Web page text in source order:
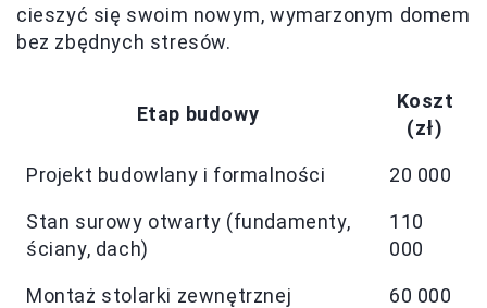
cieszyć się swoim nowym, wymarzonym domem
bez zbędnych stresów.
Etap budowy
Koszt
(zł)
Projekt budowlany i formalności 20 000
Stan surowy otwarty (fundamenty,
ściany, dach)
110
000
Montaż stolarki zewnętrznej 60 000